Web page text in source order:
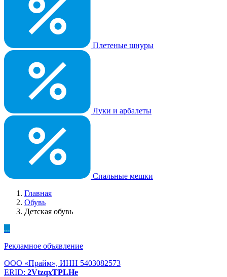
Плетеные шнуры
Луки и арбалеты
Спальные мешки
Главная
Обувь
Детская обувь
...
Рекламное объявление
ООО «Прайм», ИНН 5403082573
ERID: 2VtzqxTPLHe